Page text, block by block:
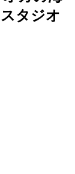
タジオ